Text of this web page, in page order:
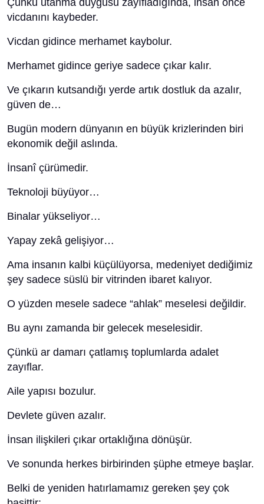
Çünkü utanma duygusu zayıfladığında, insan önce
vicdanını kaybeder.
Vicdan gidince merhamet kaybolur.
Merhamet gidince geriye sadece çıkar kalır.
Ve çıkarın kutsandığı yerde artık dostluk da azalır,
güven de…
Bugün modern dünyanın en büyük krizlerinden biri
ekonomik değil aslında.
İnsanî çürümedir.
Teknoloji büyüyor…
Binalar yükseliyor…
Yapay zekâ gelişiyor…
Ama insanın kalbi küçülüyorsa, medeniyet dediğimiz
şey sadece süslü bir vitrinden ibaret kalıyor.
O yüzden mesele sadece “ahlak” meselesi değildir.
Bu aynı zamanda bir gelecek meselesidir.
Çünkü ar damarı çatlamış toplumlarda adalet
zayıflar.
Aile yapısı bozulur.
Devlete güven azalır.
İnsan ilişkileri çıkar ortaklığına dönüşür.
Ve sonunda herkes birbirinden şüphe etmeye başlar.
Belki de yeniden hatırlamamız gereken şey çok